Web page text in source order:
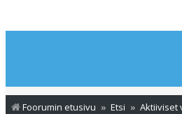
Foorumin etusivu Etsi Aktiiviset